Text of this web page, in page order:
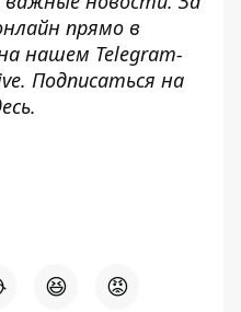
прямо в
нашем Telegram-
. Подписаться на
.
😆 😡